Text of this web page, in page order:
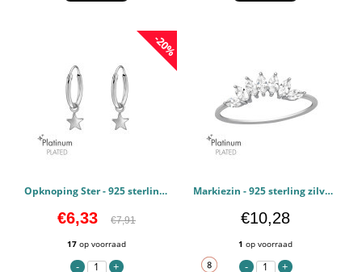
-20%
Opknoping Ster - 925 sterling zilver Oorringen PCJW47170
€6,33 €7,91
17 op voorraad
Markiezin - 925 sterling zilver Ringen Zirconia PCJW47140
€10,28
1 op voorraad